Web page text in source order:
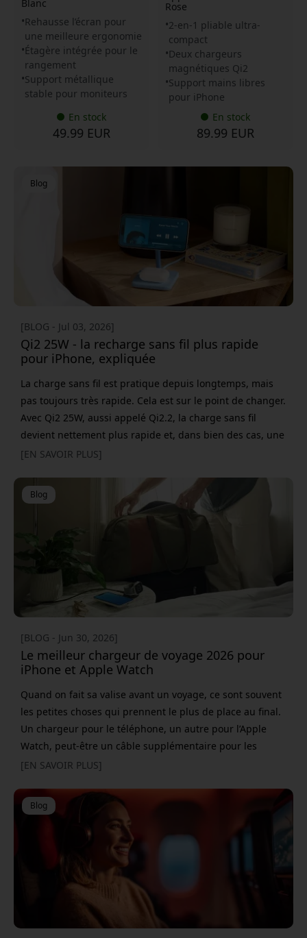
Blanc
Rehausse l’écran pour
une meilleure ergonomie
Étagère intégrée pour le
rangement
Support métallique
stable pour moniteurs
En stock
49.99 EUR
Rose
2-en-1 pliable ultra-
compact
Deux chargeurs
magnétiques Qi2
Support mains libres
pour iPhone
En stock
89.99 EUR
Blog
[BLOG - Jul 03, 2026]
Qi2 25W - la recharge sans fil plus rapide
pour iPhone, expliquée
La charge sans fil est pratique depuis longtemps, mais
pas toujours très rapide. Cela est sur le point de changer.
Avec Qi2 25W, aussi appelé Qi2.2, la charge sans fil
devient nettement plus rapide et, dans bien des cas, une
alternative plus réaliste au branchement d’un câble.
posent. Qu’est-ce que Qi2, au juste ? Est-ce la même
chose que MagSafe ? Quels modèles d’iPhone peuvent se
[EN SAVOIR PLUS]
Blog
[BLOG - Jun 30, 2026]
Le meilleur chargeur de voyage 2026 pour
iPhone et Apple Watch
Quand on fait sa valise avant un voyage, ce sont souvent
les petites choses qui prennent le plus de place au final.
Un chargeur pour le téléphone, un autre pour l’Apple
Watch, peut-être un câble supplémentaire pour les
AirPods et encore un adaptateur parce que la prise de
partie des bagages se compose d’accessoires plutôt que
de ce que vous devez vraiment emporter.
[EN SAVOIR PLUS]
Blog